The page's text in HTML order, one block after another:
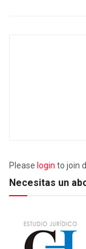
Please login to join
Necesitas un